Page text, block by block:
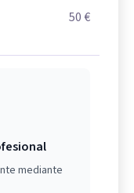
50 €
mediante